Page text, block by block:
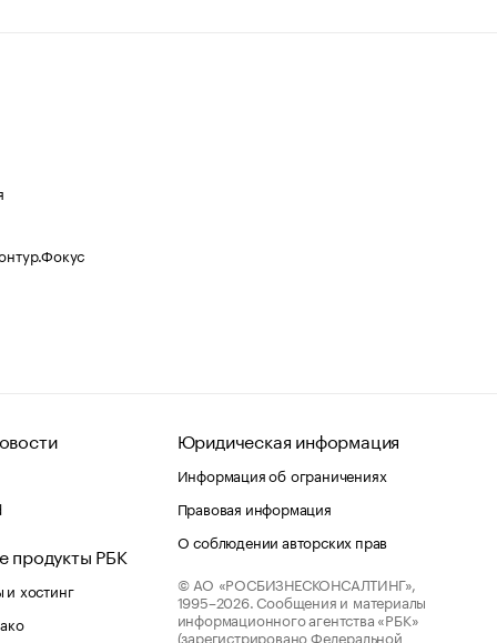
продукты РБК
хостинг
Юридическая информация
Информация об ограничениях
Правовая информация
О соблюдении авторских прав
© АО «РОСБИЗНЕСКОНСАЛТИНГ»,
1995–2026. Сообщения и материалы
информационного агентства «РБК»
(зарегистрировано Федеральной